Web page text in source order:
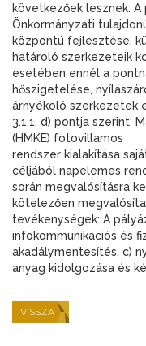
következőek lesznek: A
Önkormányzati
központú fejlesztése,
határoló szerkezeteik
esetében ennél a
hőszigetelése,
árnyékoló szerkezetek
3.1.1. d) pontja szerint:
(HMKE) fotovillamos
rendszer kialakítása
céljából napelemes
során megvalósításra
kötelezően
tevékenységek: A
infokommunikációs és
akadálymentesítés, c)
anyag kidolgozása és
VISSZA